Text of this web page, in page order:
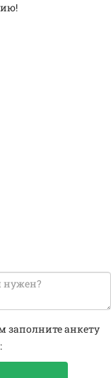
заполните анкету